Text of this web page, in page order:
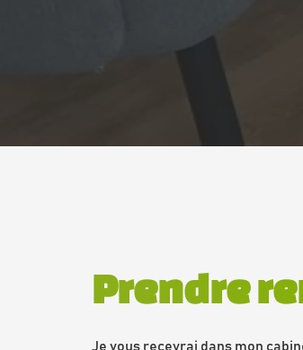
Prendre
Je vous recevrai dans mon